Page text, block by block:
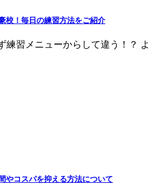
校！毎日の練習方法をご紹介
練習メニューからして違う！？ よ
やコスパを抑える方法について